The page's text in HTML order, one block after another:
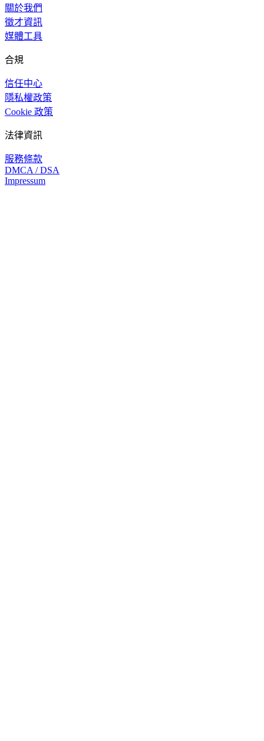
關於我們
徵才資訊
媒體工具
合規
信任中心
隱私權政策
Cookie 政策
法律資訊
服務條款
DMCA / DSA
Impressum